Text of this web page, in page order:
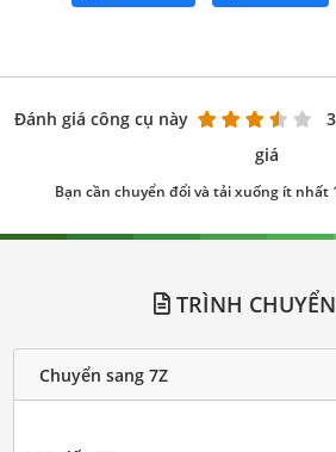
Đánh giá công cụ này
giá
Bạn cần chuyển đổi và tải xuống ít nhất
TRÌNH
Chuyển sang 7Z